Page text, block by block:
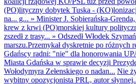
(PO)lityczny dobytek Tuska -
na... g... » Minister J. Sobierańska-
krew z krwi (PO)morskiej kultury
zszedł z trasy... » Odszedł Włodek
marszu.Przemykał dyskretnie po różnych
Gdańscy radni: "nie" dla honorowania
Miasta Gdańska w sprawie decyzji
Wołodymyra Zełenskiego o nadan... Nie
wybitny opozycjonista PRL, autor